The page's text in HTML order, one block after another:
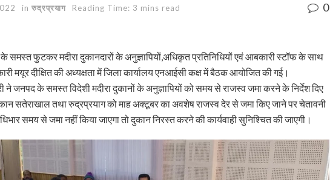
in रुद्रप्रयाग Reading Time: 3 mins read 0
समस्त फुटकर मदीरा दुकानदारों के अनुज्ञापियों,अधिकृत प्रतिनिधियों एवं आबकारी स्टॉफ के साथ
मयूर दीक्षित की अध्यक्षता में जिला कार्यालय एनआईसी कक्ष में बैठक आयोजित की गई।
ने जनपद के समस्त विदेशी मदीरा दुकानों के अनुज्ञापियों को समय से राजस्व जमा करने के निर्देश दिए
सतेराखाल तथा रुद्रप्रयाग को माह अक्टूबर का अवशेष राजस्व देर से जमा किए जाने पर चेतावनी
समय से जमा नहीं किया जाएगा तो दुकान निरस्त करने की कार्यवाही सुनिश्चित की जाएगी।